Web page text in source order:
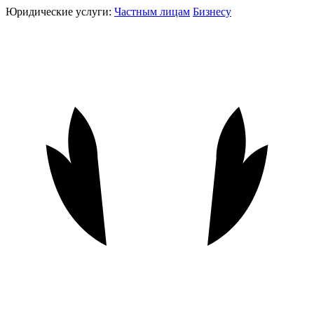
Юридические услуги: Частным лицам Бизнесу